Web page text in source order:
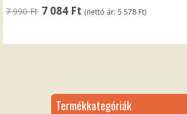
7 990Ft Original
7
7 084 Ft Current
7
(nettó ár:5 578 Ft)
Termékkategóriák